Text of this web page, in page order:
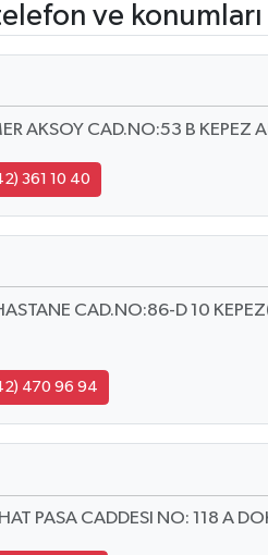
ve konumları
AKSOY CAD.NO:53 B KEPEZ
361 10 40
CAD.NO:86-D 10
470 96 94
PASA CADDESI NO: 118 A